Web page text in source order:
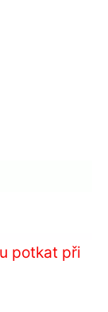
potkat při